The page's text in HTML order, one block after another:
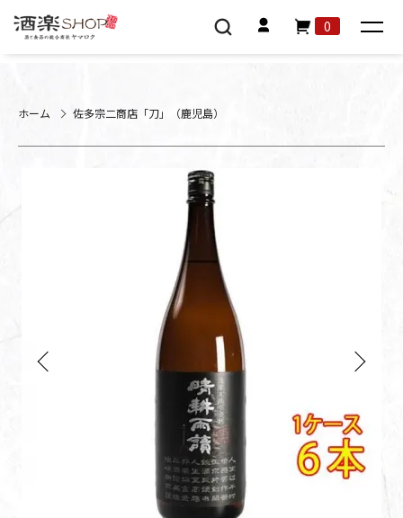
0
ホーム 佐多宗二商店「刀」（鹿児島）
Previous Next